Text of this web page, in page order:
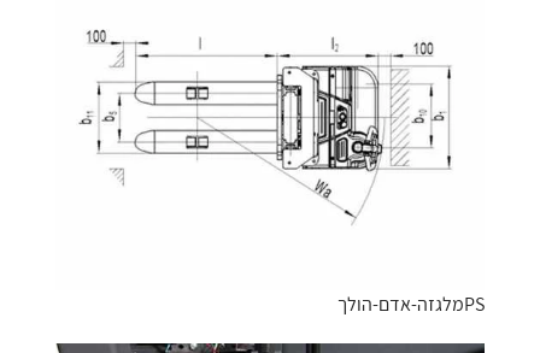
PSמלגזה-אדם-הולך